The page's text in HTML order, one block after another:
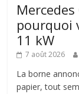
pourquoi
11 kW
7 août 2026
La borne
papier, tout